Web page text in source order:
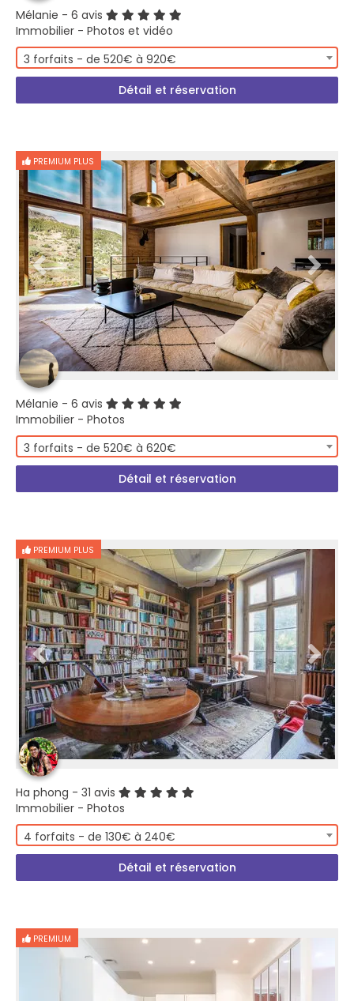
Mélanie - 6 avis
Immobilier - Photos et vidéo
3 forfaits - de 520€ à 920€
Détail et réservation
PREMIUM PLUS
Mélanie - 6 avis
Immobilier - Photos
3 forfaits - de 520€ à 620€
Détail et réservation
PREMIUM PLUS
Ha phong - 31 avis
Immobilier - Photos
4 forfaits - de 130€ à 240€
Détail et réservation
PREMIUM